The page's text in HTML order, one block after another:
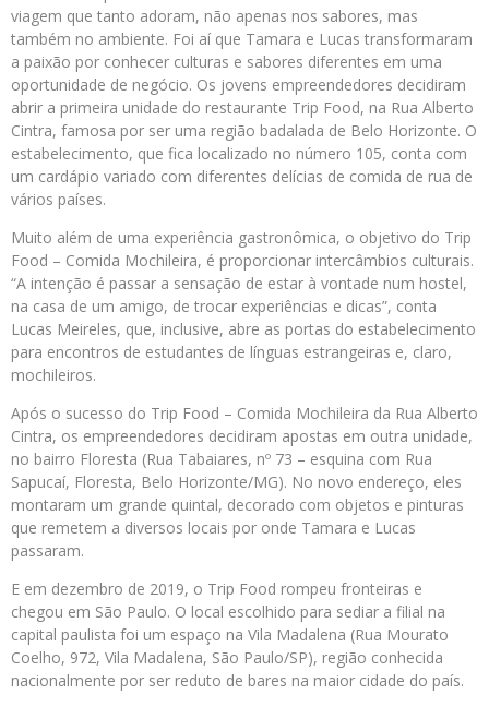
viagem que tanto adoram, não apenas nos sabores, mas
também no ambiente. Foi aí que Tamara e Lucas transformaram
a paixão por conhecer culturas e sabores diferentes em uma
oportunidade de negócio. Os jovens empreendedores decidiram
abrir a primeira unidade do restaurante Trip Food, na Rua Alberto
Cintra, famosa por ser uma região badalada de Belo Horizonte. O
estabelecimento, que fica localizado no número 105, conta com
um cardápio variado com diferentes delícias de comida de rua de
vários países.
Muito além de uma experiência gastronômica, o objetivo do Trip
Food – Comida Mochileira, é proporcionar intercâmbios culturais.
“A intenção é passar a sensação de estar à vontade num hostel,
na casa de um amigo, de trocar experiências e dicas”, conta
Lucas Meireles, que, inclusive, abre as portas do estabelecimento
para encontros de estudantes de línguas estrangeiras e, claro,
mochileiros.
Após o sucesso do Trip Food – Comida Mochileira da Rua Alberto
Cintra, os empreendedores decidiram apostas em outra unidade,
no bairro Floresta (Rua Tabaiares, nº 73 – esquina com Rua
Sapucaí, Floresta, Belo Horizonte/MG). No novo endereço, eles
montaram um grande quintal, decorado com objetos e pinturas
que remetem a diversos locais por onde Tamara e Lucas
passaram.
E em dezembro de 2019, o Trip Food rompeu fronteiras e
chegou em São Paulo. O local escolhido para sediar a filial na
capital paulista foi um espaço na Vila Madalena (Rua Mourato
Coelho, 972, Vila Madalena, São Paulo/SP), região conhecida
nacionalmente por ser reduto de bares na maior cidade do país.